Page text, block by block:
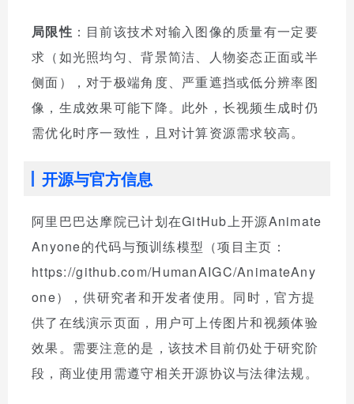
局限性 ：目前该技术对输入图像的质量有一定要
求（如光照均匀、背景简洁、人物姿态正面或半
侧面），对于极端角度、严重遮挡或低分辨率图
像，生成效果可能下降。此外，长视频生成时仍
需优化时序一致性，且对计算资源需求较高。
开源与官方信息
阿里巴巴达摩院已计划在GitHub上开源Animate
Anyone的代码与预训练模型（项目主页：
https://github.com/HumanAIGC/AnimateAny
one），供研究者和开发者使用。同时，官方提
供了在线演示页面，用户可上传图片和视频体验
效果。需要注意的是，该技术目前仍处于研究阶
段，商业使用需遵守相关开源协议与法律法规。